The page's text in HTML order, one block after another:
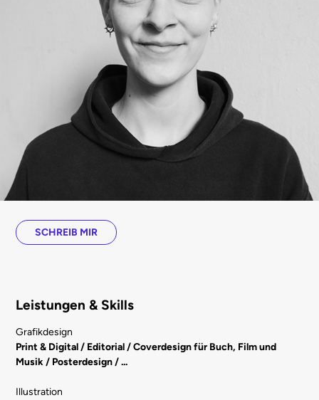
SCHREIB MIR
Leistungen & Skills
Grafikdesign
Print & Digital / Editorial / Coverdesign für Buch, Film und
Musik / Posterdesign / ...
Illustration